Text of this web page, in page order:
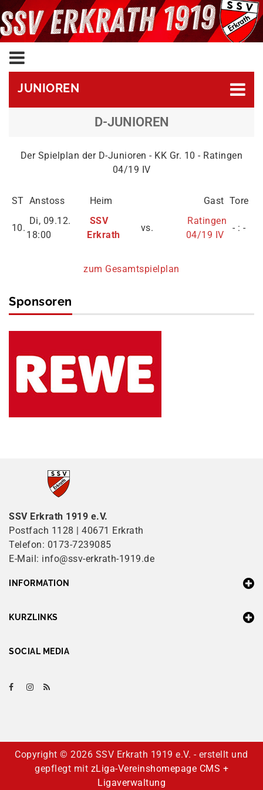
JUNIOREN
D-JUNIOREN
Der Spielplan der D-Junioren - KK Gr. 10 - Ratingen
04/19 IV
ST Anstoss Heim Gast Tore
10.
Di, 09.12.
18:00
SSV
Erkrath
vs.
Ratingen
04/19 IV
- : -
zum Gesamtspielplan
Sponsoren
SSV Erkrath 1919 e.V.
Postfach 1128 | 40671 Erkrath
Telefon: 0173-7239085
E-Mail: info@ssv-erkrath-1919.de
INFORMATION
KURZLINKS
SOCIAL MEDIA
Copyright ©2026 SSV Erkrath 1919 e.V. - erstellt und
gepflegt mit zLiga-Vereinshomepage CMS +
Ligaverwaltung